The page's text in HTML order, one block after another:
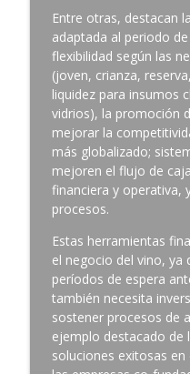
BBVA Compartiendo
Cómo una
frutas en
BBVA Compartiendo
NAX y BBVA
pequeño
campo
BBVA Compartiendo
Aerolaser:
en industria
BBVA Compartiendo
Alimerka
también es ser
BBVA Compartiendo
Entre otras, destacan
adaptada al periodo
flexibilidad según las
(joven, crianza,
liquidez para insumos
vidrios), la promoción
mejorar la
más globalizado;
mejoren el flujo de
financiera y operativa,
procesos.
Estas herramientas
el negocio del vino, ya
períodos de espera
también necesita
sostener procesos de
ejemplo destacado de
soluciones exitosas